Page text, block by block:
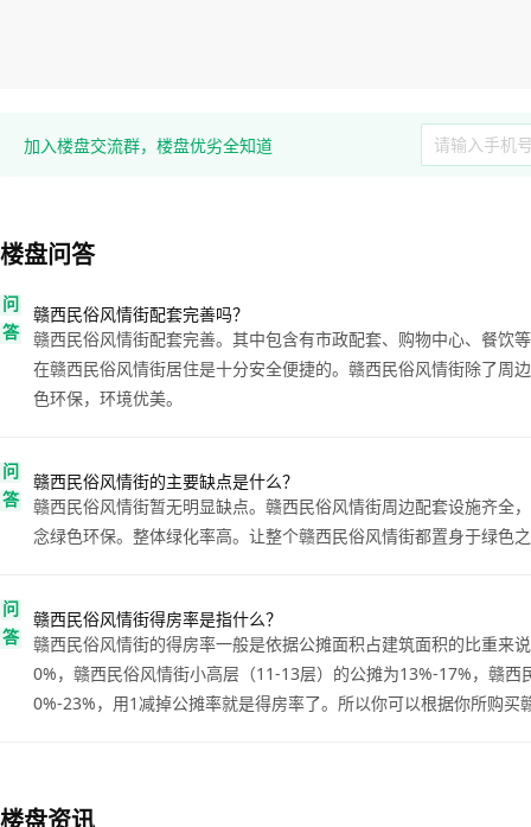
加入楼盘交流群，楼盘优劣全知道
楼盘问答
问 赣西民俗风情街配套完善吗？
答
赣西民俗风情街配套完善。其中包含有市政配套、购物中心、餐饮
在赣西民俗风情街居住是十分安全便捷的。赣西民俗风情街除了周
色环保，环境优美。
问 赣西民俗风情街的主要缺点是什么？
答
赣西民俗风情街暂无明显缺点。赣西民俗风情街周边配套设施齐全
念绿色环保。整体绿化率高。让整个赣西民俗风情街都置身于绿色
问 赣西民俗风情街得房率是指什么？
答
赣西民俗风情街的得房率一般是依据公摊面积占建筑面积的比重来
0%，赣西民俗风情街小高层（11-13层）的公摊为13%-17%，赣
0%-23%，用1减掉公摊率就是得房率了。所以你可以根据你所购买
楼盘资讯